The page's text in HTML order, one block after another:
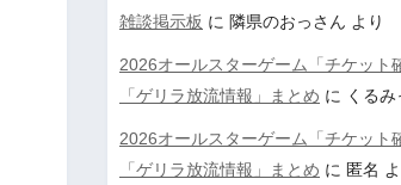
雑談掲示板 に 隣県のおっさん より
2026オールスターゲーム「チケット
「ゲリラ放流情報」まとめ に くるみ
2026オールスターゲーム「チケット
「ゲリラ放流情報」まとめ に 匿名